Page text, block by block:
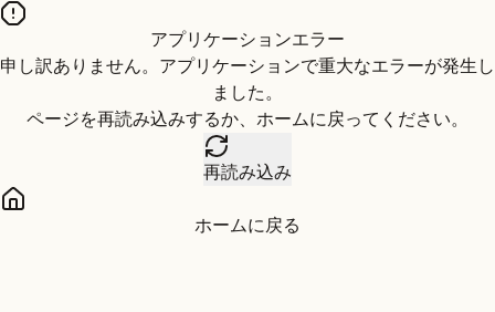
アプリケーションエラー
申し訳ありません。アプリケーションで重大なエラーが発生し
ました。
ページを再読み込みするか、ホームに戻ってください。
再読み込み
ホームに戻る